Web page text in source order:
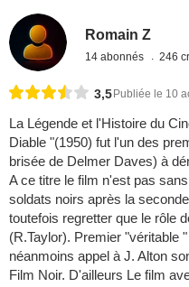
Romain Z
14 abonnés 246
3,5 Publiée le 10
La Légende et l'Histoire du
Diable "(1950) fut l'un des
brisée de Delmer Daves) à
A ce titre le film n'est pas
soldats noirs après la
toutefois regretter que le rôle
(R.Taylor). Premier "véritable
néanmoins appel à J. Alton
Film Noir. D'ailleurs Le film